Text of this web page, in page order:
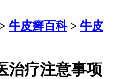
> 牛皮癣百科> 牛皮
治疗注意事项